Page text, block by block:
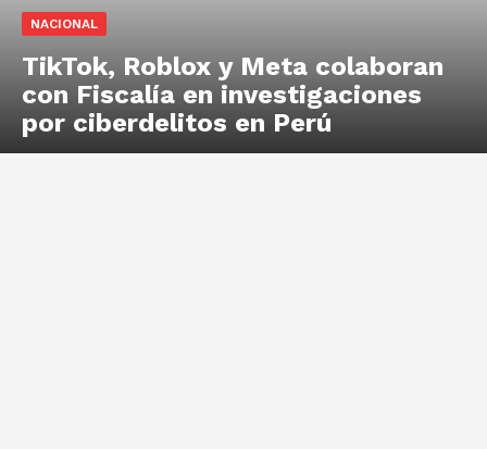
NACIONAL
TikTok, Roblox y Meta colaboran
con Fiscalía en investigaciones
por ciberdelitos en Perú